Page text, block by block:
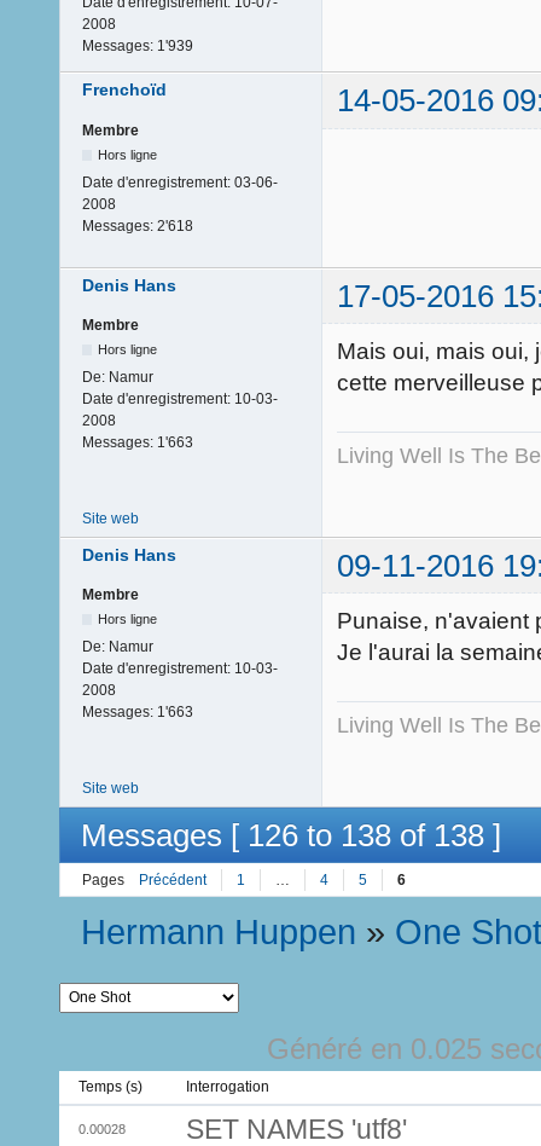
2008
Messages: 1'939
Frenchoïd 14-05-2016
Membre
Hors ligne
Date d'enregistrement: 03-06-
2008
Messages: 2'618
Denis Hans 17-05-2016
Membre
Hors ligne
De: Namur
Date d'enregistrement: 10-03-
2008
Messages: 1'663
Mais oui, mais oui,
cette merveilleuse
Living Well Is The
Site web
Denis Hans 09-11-2016
Membre
Hors ligne
De: Namur
Date d'enregistrement: 10-03-
2008
Messages: 1'663
Punaise, n'avaient
Je l'aurai la
Living Well Is The
Site web
Messages [ 126 to 138 of 138 ]
Pages Précédent 1 4 5 6
Hermann Huppen » One
Généré en 0.025
Temps (s) Interrogation
0.00028 SET NAMES 'utf8'